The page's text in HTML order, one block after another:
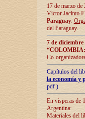
17 de marzo
Víctor Jacinto
Paraguay.
del Paraguay.
7 de
Co-
Capítulos del
la economía y
pdf )
En vísperas de
Argentina:
Materiales del